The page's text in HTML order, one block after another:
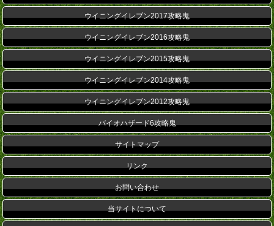
ウイニングイレブン2017攻略鬼
ウイニングイレブン2016攻略鬼
ウイニングイレブン2015攻略鬼
ウイニングイレブン2014攻略鬼
ウイニングイレブン2012攻略鬼
バイオハザード6攻略鬼
サイトマップ
リンク
お問い合わせ
当サイトについて